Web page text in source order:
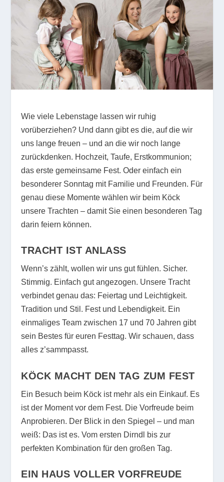
Wie viele Lebenstage lassen wir ruhig
vorüberziehen? Und dann gibt es die, auf die wir
uns lange freuen – und an die wir noch lange
zurückdenken. Hochzeit, Taufe, Erstkommunion;
das erste gemeinsame Fest. Oder einfach ein
besonderer Sonntag mit Familie und Freunden. Für
genau diese Momente wählen wir beim Köck
unsere Trachten – damit Sie einen besonderen Tag
darin feiern können.
TRACHT IST ANLASS
Wenn’s zählt, wollen wir uns gut fühlen. Sicher.
Stimmig. Einfach gut angezogen. Unsere Tracht
verbindet genau das: Feiertag und Leichtigkeit.
Tradition und Stil. Fest und Lebendigkeit. Ein
einmaliges Team zwischen 17 und 70 Jahren gibt
sein Bestes für euren Festtag. Wir schauen, dass
alles z’sammpasst.
KÖCK MACHT DEN TAG ZUM FEST
Ein Besuch beim Köck ist mehr als ein Einkauf. Es
ist der Moment vor dem Fest. Die Vorfreude beim
Anprobieren. Der Blick in den Spiegel – und man
weiß: Das ist es. Vom ersten Dirndl bis zur
perfekten Kombination für den großen Tag.
EIN HAUS VOLLER VORFREUDE